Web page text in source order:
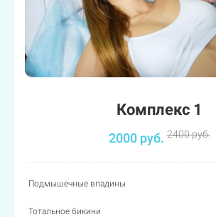
Комплекс 1
2000 руб. 2400 руб.
Подмышечные впадины
Тотальное бикини